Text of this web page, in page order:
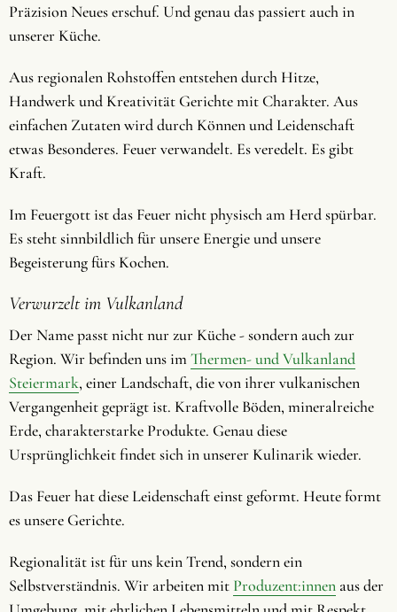
Präzision Neues erschuf. Und genau das passiert auch in
unserer Küche.
Aus regionalen Rohstoffen entstehen durch Hitze,
Handwerk und Kreativität Gerichte mit Charakter. Aus
einfachen Zutaten wird durch Können und Leidenschaft
etwas Besonderes. Feuer verwandelt. Es veredelt. Es gibt
Kraft.
Im Feuergott ist das Feuer nicht physisch am Herd spürbar.
Es steht sinnbildlich für unsere Energie und unsere
Begeisterung fürs Kochen.
Verwurzelt im Vulkanland
Der Name passt nicht nur zur Küche - sondern auch zur
Region. Wir befinden uns imThermen- und Vulkanland
Steiermark, einer Landschaft, die von ihrer vulkanischen
Vergangenheit geprägt ist. Kraftvolle Böden, mineralreiche
Erde, charakterstarke Produkte. Genau diese
Ursprünglichkeit findet sich in unserer Kulinarik wieder.
Das Feuer hat diese Leidenschaft einst geformt. Heute formt
es unsere Gerichte.
Regionalität ist für uns kein Trend, sondern ein
Selbstverständnis. Wir arbeiten mit Produzent:innen aus der